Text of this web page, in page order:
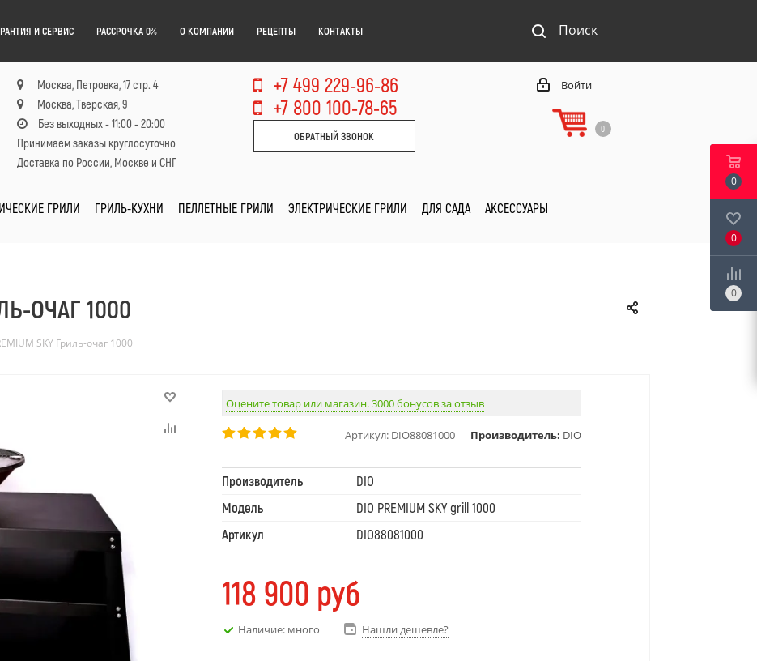
И СЕРВИС РАССРОЧКА 0% О КОМПАНИИ РЕЦЕПТЫ КОНТАКТЫ Поиск
Москва, Петровка, 17 стр. 4
Москва, Тверская, 9
Без выходных - 11:00 - 20:00
Принимаем заказы круглосуточно
Доставка по России, Москве и СНГ
+7 499 229-96-86
+7 800 100-78-65
ОБРАТНЫЙ ЗВОНОК
Войти
0
ГРИЛИ ГРИЛЬ-КУХНИ ПЕЛЛЕТНЫЕ ГРИЛИ ЭЛЕКТРИЧЕСКИЕ ГРИЛИ ДЛЯ САДА АКСЕССУАРЫ
ОЧАГ 1000
SKY Гриль-очаг 1000
Оцените товар или магазин. 3000 бонусов за отзыв
Артикул: DIO88081000 Производитель: DIO
Производитель
DIO
Модель
DIO PREMIUM SKY grill 1000
Артикул
DIO88081000
118 900 руб
Наличие: много Нашли дешевле?
0
0
0